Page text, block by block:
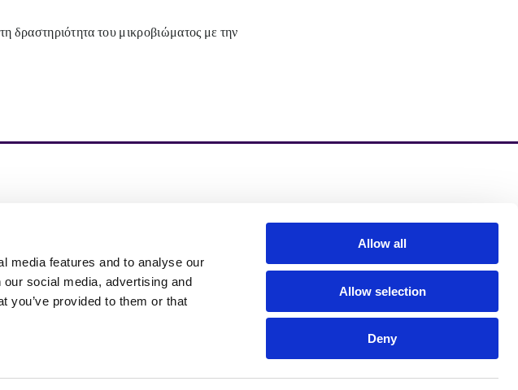
media features and to analyse our
social media, advertising and
you’ve provided to them or that
Allow all
Allow selection
Deny
δραστηριότητα του μικροβιώματος με την
zinzino Blog